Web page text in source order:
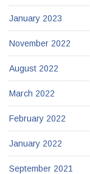
January 2023
November 2022
August 2022
March 2022
February 2022
January 2022
September 2021